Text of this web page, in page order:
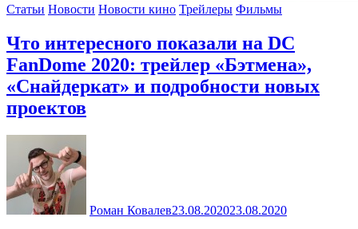
Статьи Новости Новости кино Трейлеры Фильмы
Что интересного показали на DC
FanDome 2020: трейлер «Бэтмена»,
«Снайдеркат» и подробности новых
проектов
Роман Ковалев23.08.202023.08.2020